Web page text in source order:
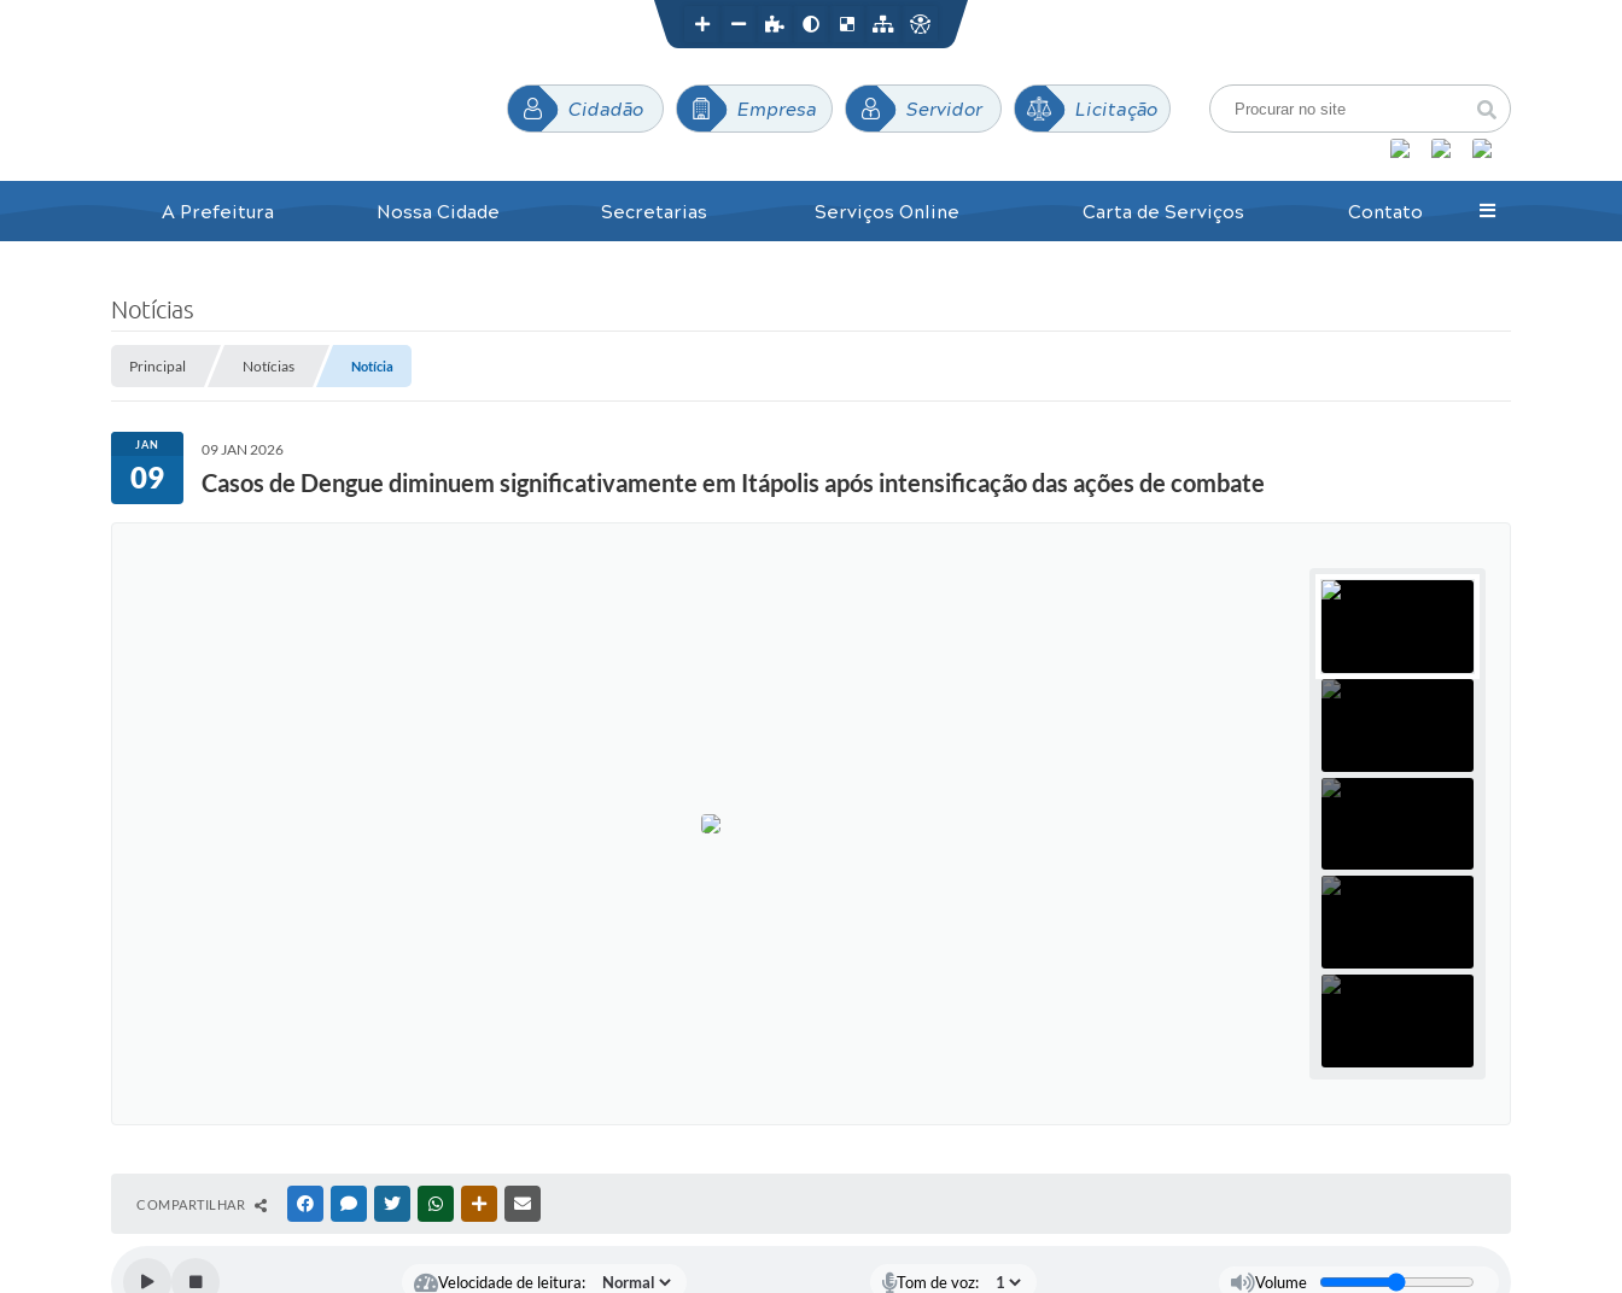
Cidadão Empresa Servidor Licitação
A Prefeitura Nossa Cidade Secretarias Serviços Online Carta de Serviços Contato
Notícias
Principal Notícias Notícia
JAN
09
09 JAN 2026
Casos de Dengue diminuem significativamente em Itápolis após intensificação das ações de combate
COMPARTILHAR FACEBOOKMESSENGER
TWITTERWHATSAPPOUTRAS MÍDIAS
Velocidade de leitura: Tom de voz: Volume